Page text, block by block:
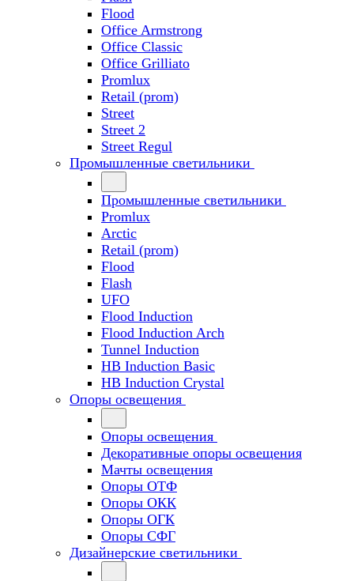
Flood
Office Armstrong
Office Classic
Office Grilliato
Promlux
Retail (prom)
Street
Street 2
Street Regul
Промышленные светильники
Промышленные светильники
Promlux
Arctic
Retail (prom)
Flood
Flash
UFO
Flood Induction
Flood Induction Arch
Tunnel Induction
HB Induction Basic
HB Induction Crystal
Опоры освещения
Опоры освещения
Декоративные опоры освещения
Мачты освещения
Опоры ОТФ
Опоры ОКК
Опоры ОГК
Опоры СФГ
Дизайнерские светильники